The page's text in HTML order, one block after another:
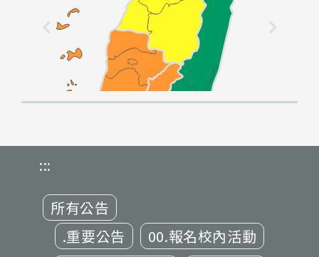
:::
所有公告
.重要公告
00.報名校內活動